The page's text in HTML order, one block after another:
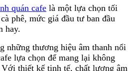
quán cafe là một lựa chọn tối
phê, mức giá đầu tư ban đầu
hay.
những thương hiệu âm thanh nổi
lựa chọn để mang lại không
Với thiết kế tinh tế, chất lượng âm